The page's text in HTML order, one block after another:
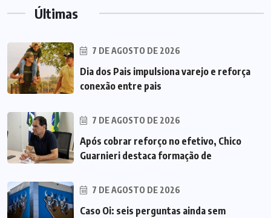
Últimas
7 DE AGOSTO DE 2026
Dia dos Pais impulsiona varejo e reforça
conexão entre pais
7 DE AGOSTO DE 2026
Após cobrar reforço no efetivo, Chico
Guarnieri destaca formação de
7 DE AGOSTO DE 2026
Caso Oi: seis perguntas ainda sem